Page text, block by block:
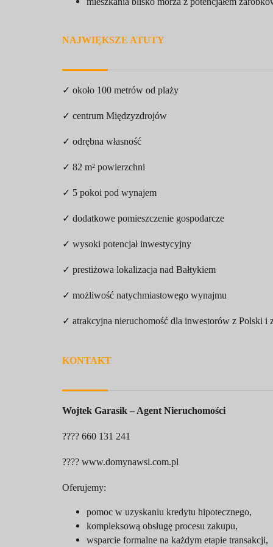
NAJWIĘKSZE ATUTY
✓ około 100 metrów od plaży
✓ centrum Międzyzdrojów
✓ odrębna własność
✓ 82 m² powierzchni
✓ 5 pokoi pod wynajem
✓ dodatkowe pomieszczenie gospodarcze
✓ wysoki potencjał inwestycyjny
✓ prestiżowa lokalizacja nad Bałtykiem
✓ możliwość natychmiastowego wynajmu
✓ atrakcyjna nieruchomość dla inwestorów z Polski i
KONTAKT
Wojtek Garasik – Agent Nieruchomości
???? 660 131 241
???? www.domynawsi.com.pl
Oferujemy:
pomoc w uzyskaniu kredytu hipotecznego,
kompleksową obsługę procesu zakupu,
wsparcie formalne na każdym etapie transakcji,